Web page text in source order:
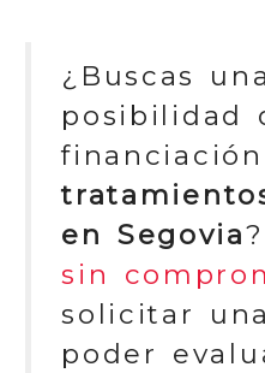
¿Buscas
posibilidad
en Segovia?
sin
solicitar
poder